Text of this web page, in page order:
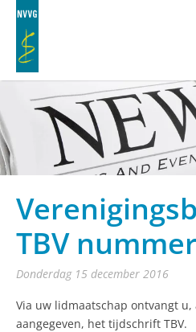
TBV
donderdag 15 december 2016
Via uw lidmaatschap ontvangt
aangegeven, het tijdschrift TBV.